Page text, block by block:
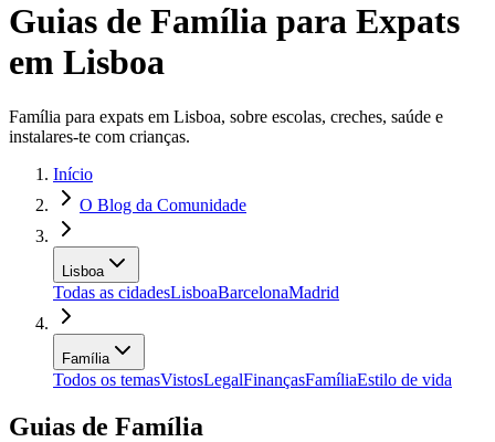
Guias de Família para Expats
em Lisboa
Família para expats em Lisboa, sobre escolas, creches, saúde e
instalares-te com crianças.
Início
O Blog da Comunidade
Lisboa
Todas as cidadesLisboaBarcelonaMadrid
Família
Todos os temasVistosLegalFinançasFamíliaEstilo de vida
Guias de Família